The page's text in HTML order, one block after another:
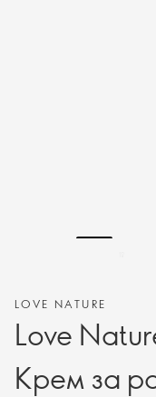
LOVE NATURE
Love
Крем за